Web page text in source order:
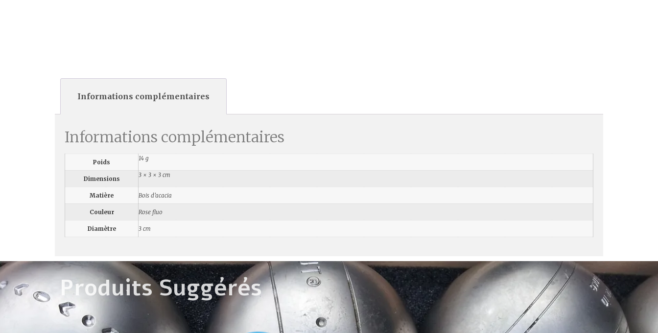
Informations complémentaires
Informations complémentaires
Poids
14 g
Dimensions
3 × 3 × 3 cm
Matière Bois d'acacia
Couleur Rose fluo
Diamètre 3 cm
Produits Suggérés